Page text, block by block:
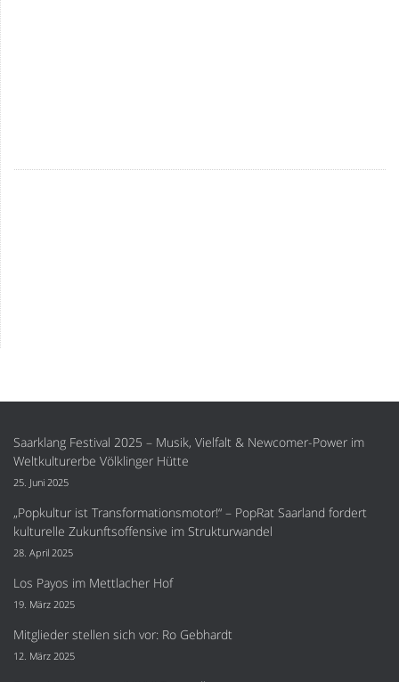
Saarklang Festival 2025 – Musik, Vielfalt & Newcomer-Power im
Weltkulturerbe Völklinger Hütte
25. Juni 2025
„Popkultur ist Transformationsmotor!“ – PopRat Saarland fordert
kulturelle Zukunftsoffensive im Strukturwandel
28. April 2025
Los Payos im Mettlacher Hof
19. März 2025
Mitglieder stellen sich vor: Ro Gebhardt
12. März 2025